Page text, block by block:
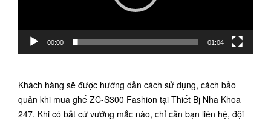
00:00 01:04
Khách hàng sẽ được hướng dẫn cách sử dụng, cách bảo
quản khi mua ghế ZC-S300 Fashion tại Thiết Bị Nha Khoa
247. Khi có bất cứ vướng mắc nào, chỉ cần bạn liên hệ, đội